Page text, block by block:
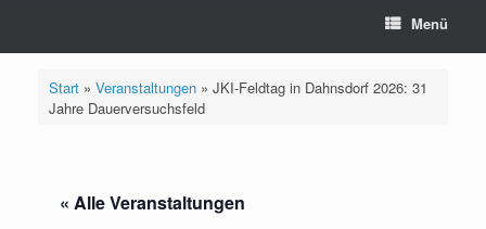
Menü
Start» Veranstaltungen» JKI-Feldtag in Dahnsdorf 2026: 31
Jahre Dauerversuchsfeld
« Alle Veranstaltungen